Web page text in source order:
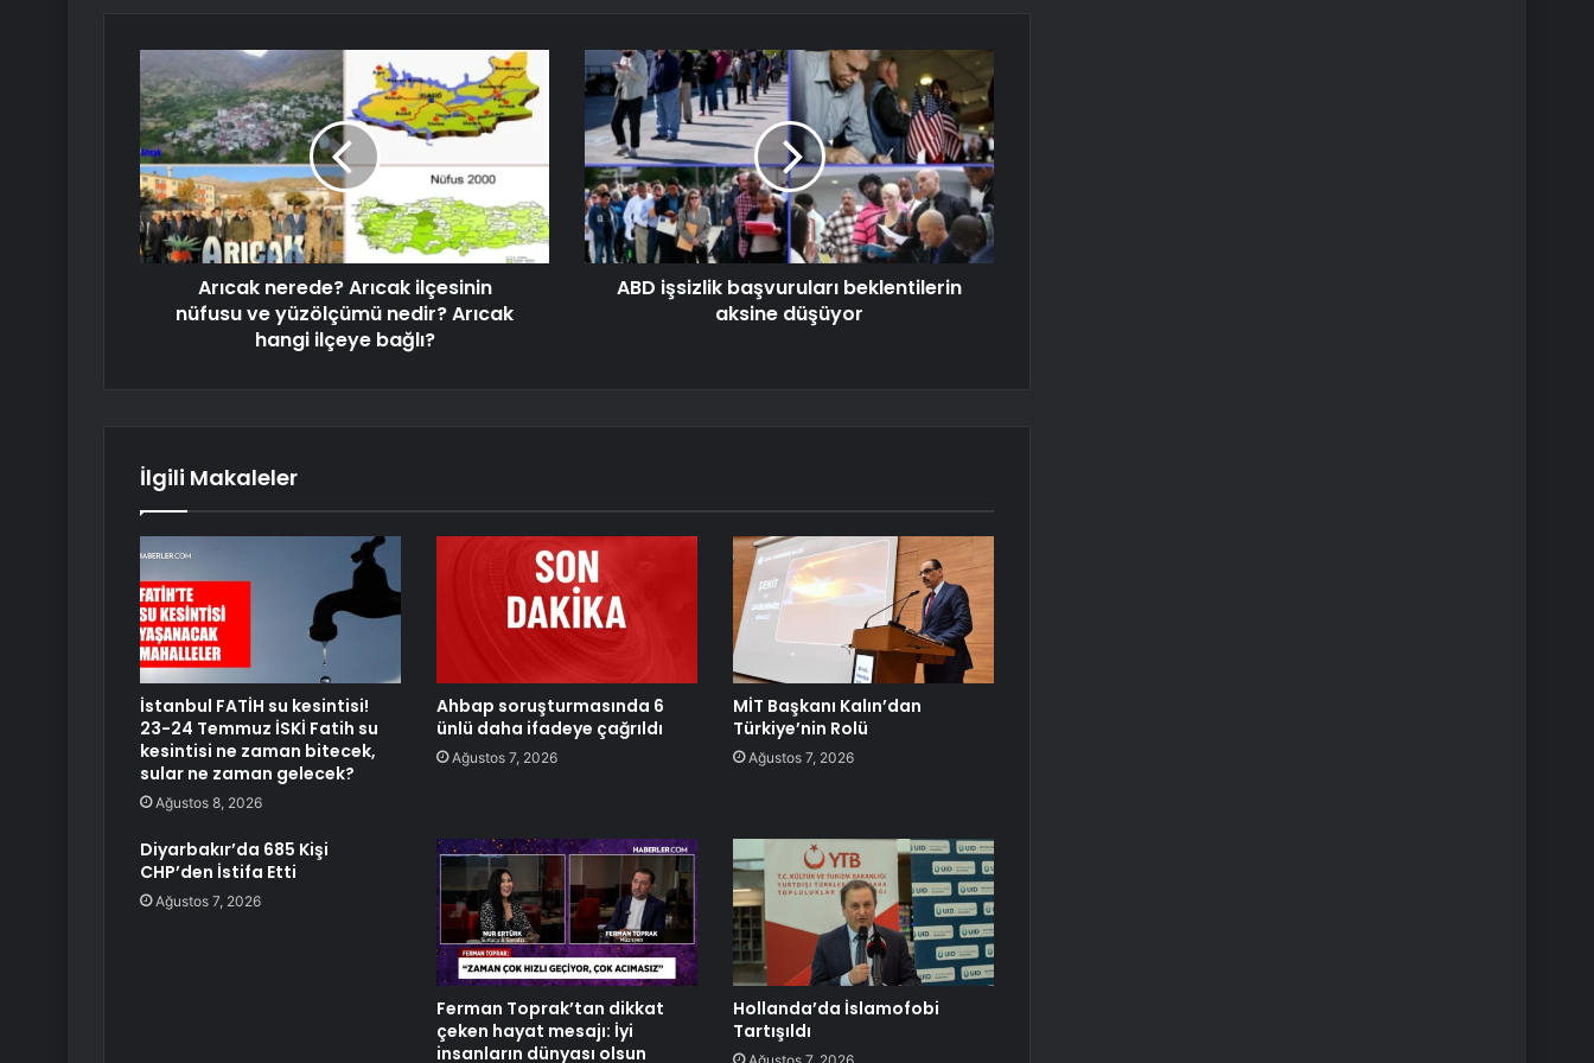
Arıcak nerede? Arıcak ilçesinin
nüfusu ve yüzölçümü nedir? Arıcak
hangi ilçeye bağlı?
ABD işsizlik başvuruları beklentilerin
aksine düşüyor
İlgili Makaleler
İstanbul FATİH su kesintisi!
23-24 Temmuz İSKİ Fatih su
kesintisi ne zaman bitecek,
sular ne zaman gelecek?
Ağustos 8, 2026
Ahbap soruşturmasında 6
ünlü daha ifadeye çağrıldı
Ağustos 7, 2026
MİT Başkanı Kalın’dan
Türkiye’nin Rolü
Ağustos 7, 2026
Diyarbakır’da 685 Kişi
CHP’den İstifa Etti
Ağustos 7, 2026
Ferman Toprak’tan dikkat
çeken hayat mesajı: İyi
insanların dünyası olsun
Hollanda’da İslamofobi
Tartışıldı